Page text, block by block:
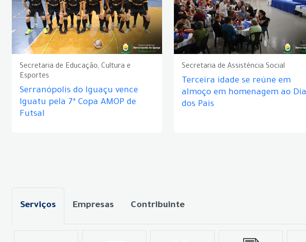
Secretaria de Educação, Cultura e
Esportes
Serranópolis do Iguaçu vence
Iguatu pela 7ª Copa AMOP de
Futsal
Secretaria de Assistência Social
Terceira idade se reúne em
almoço em homenagem ao Dia
dos Pais
Serviços Empresas Contribuinte